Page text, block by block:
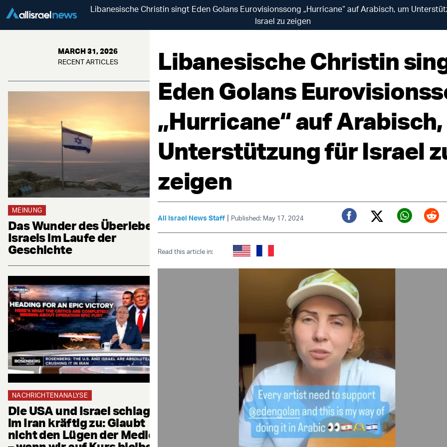
Libanesische Christin singt Eden Golans Eurovisionssong „Hurricane“ auf Arabisch, um
Israel zu zeigen
MARCH 31, 2026
RECENT ARTICLES
MEINUNG
Das Wunder des Überlebens
Israels im Laufe der
Geschichte
NACHRICHTENANALYSE
Die USA und Israel schlagen
im Iran kräftig zu: Glaubt
nicht den Lügen der Medien
Libanesische Christin
Eden Golans
„Hurricane“ auf
Unterstützung für Israel
zeigen
All Israel News Staff | Published: May 17, 2024
Facebook
Twitter (X)
Read this article in: